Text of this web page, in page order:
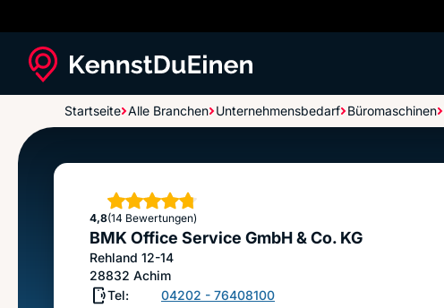
Startseite Alle Branchen Unternehmensbedarf Büromaschinen
BMK Office Service GmbH & Co. KG
4,8
Sterne
(14 Bewertungen)
BMK Office Service GmbH & Co. KG
Rehland 12-14
28832 Achim
Tel:
04202 - 76408100